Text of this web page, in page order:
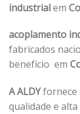
industrialem
acoplamento
fabricados
benefício em
A ALDYfornece
qualidade e